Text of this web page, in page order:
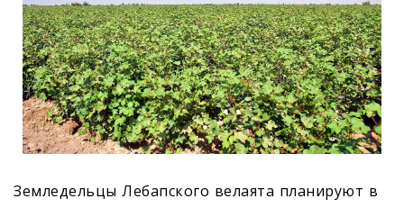
Земледельцы Лебапского велаята планируют в